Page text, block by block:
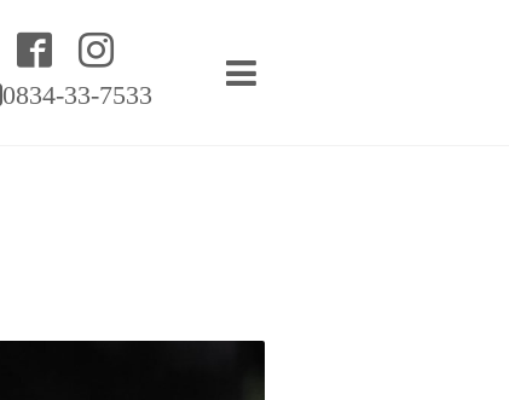
0834-33-7533